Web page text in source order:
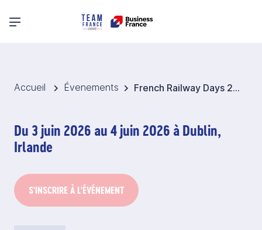
Menu principal
Accueil Évenements French Railway Days 2026 - Irlande
Du 3 juin 2026 au 4 juin 2026 à Dublin,
Irlande
S'INSCRIRE À L'ÉVÉNEMENT